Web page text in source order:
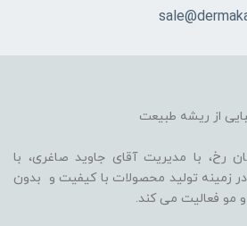
از ریشه طبیعت
رخ، با مدیریت آقای جاوید صاغری، با
زمینه تولید محصولات با کیفیت و بدون
مو فعالیت می کند.